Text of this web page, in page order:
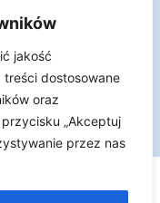
jakość
dostosowane
oraz
„Akceptuj
przez nas
| Człowiek jest